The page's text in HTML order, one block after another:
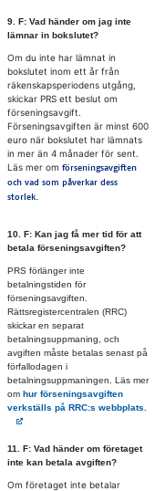
9. F: Vad hän­der om jag inte
läm­nar in bok­slu­tet?
Om du inte har lämnat in
bokslutet inom ett år från
räkenskapsperiodens utgång,
skickar PRS ett beslut om
förseningsavgift.
Förseningsavgiften är minst 600
euro när bokslutet har lämnats
in mer än 4 månader för sent.
Läs mer om förseningsavgiften
och vad som påverkar dess
storlek.
10. F: Kan jag få mer tid för att
be­ta­la för­se­nings­av­gif­ten?
PRS förlänger inte
betalningstiden för
förseningsavgiften.
Rättsregistercentralen (RRC)
skickar en separat
betalningsuppmaning, och
avgiften måste betalas senast på
förfallodagen i
betalningsuppmaningen. Läs mer
om hur förseningsavgiften
verkställs på RRC:s webbplats.
11. F: Vad hän­der om fö­re­ta­get
inte kan be­ta­la av­gif­ten?
Om företaget inte betalar